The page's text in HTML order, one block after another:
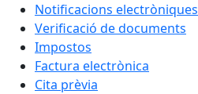
Notificacions electròniques
Verificació de documents
Impostos
Factura electrònica
Cita prèvia